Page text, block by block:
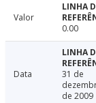
Valor
0.00
Data
31 de
de 2009